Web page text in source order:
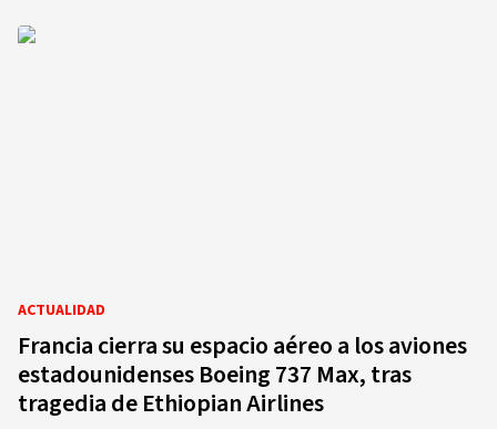
ACTUALIDAD
Francia cierra su espacio aéreo a los aviones
estadounidenses Boeing 737 Max, tras
tragedia de Ethiopian Airlines